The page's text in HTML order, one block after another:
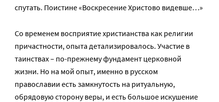
спутать. Поистине «Воскресение Христово видевше…»
Со временем восприятие христианства как религии
причастности, опыта детализировалось. Участие в
таинствах – по-прежнему фундамент церковной
жизни. Но на мой опыт, именно в русском
православии есть замкнутость на ритуальную,
обрядовую сторону веры, и есть большое искушение